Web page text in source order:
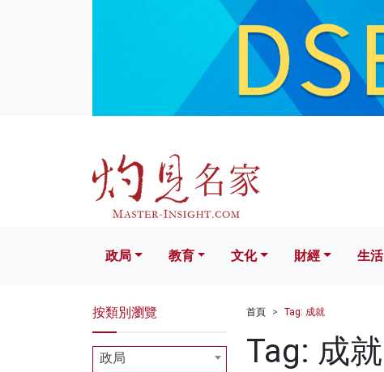
文化 財經 生活
政局 教育 文化 財經 生活
首頁 Tag: 成就
Tag: 成就
按類別瀏覽
政局